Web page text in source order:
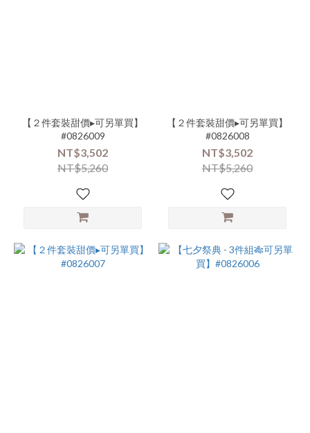
【２件套裝甜價▸可另單買】
#0826009
NT$3,502
NT$5,260
【２件套裝甜價▸可另單買】
#0826008
NT$3,502
NT$5,260